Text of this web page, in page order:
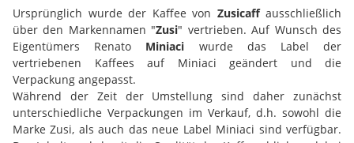
Ursprünglich wurde der Kaffee von Zusicaff ausschließlich
über den Markennamen "Zusi" vertrieben. Auf Wunsch des
Eigentümers Renato Miniaci wurde das Label der
vertriebenen Kaffees auf Miniaci geändert und die
Verpackung angepasst.
Während der Zeit der Umstellung sind daher zunächst
unterschiedliche Verpackungen im Verkauf, d.h. sowohl die
Marke Zusi, als auch das neue Label Miniaci sind verfügbar.